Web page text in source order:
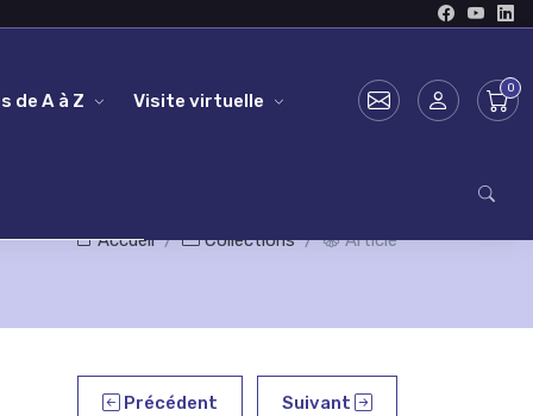
de A à Z Visite virtuelle
Accueil Collections Article
Précédent Suivant